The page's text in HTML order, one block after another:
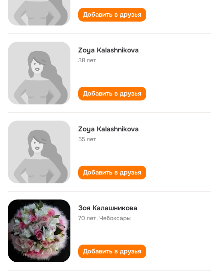
Добавить в друзья
Zoya Kalashnikova
38 лет
Добавить в друзья
Zoya Kalashnikova
55 лет
Добавить в друзья
Зоя Калашникова
70 лет,Чебоксары
Добавить в друзья